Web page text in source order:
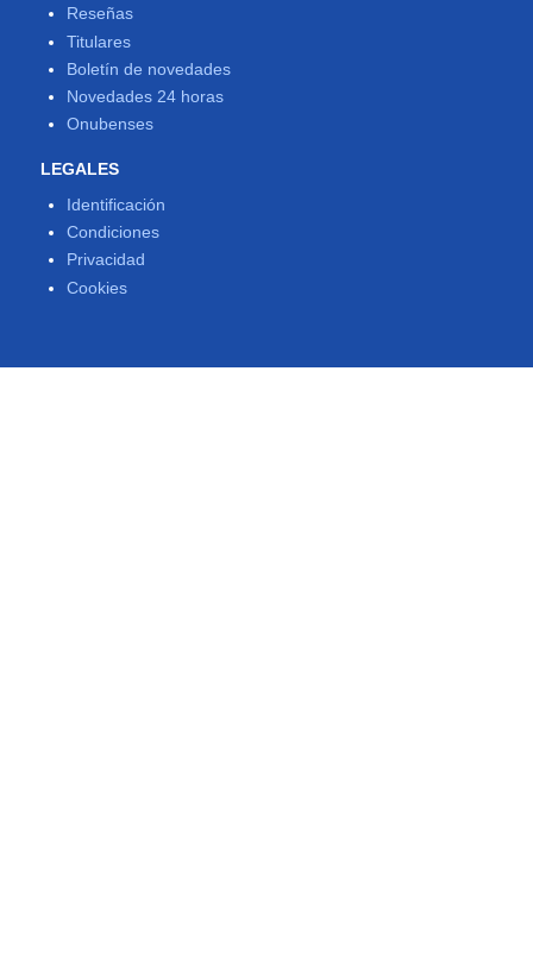
Reseñas
Titulares
Boletín de novedades
Novedades 24 horas
Onubenses
LEGALES
Identificación
Condiciones
Privacidad
Cookies